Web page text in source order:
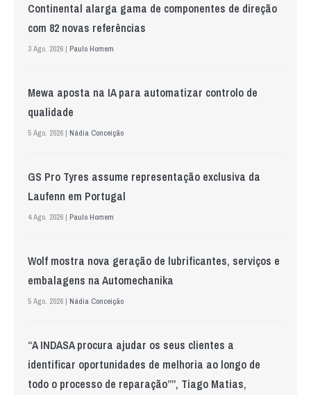
Continental alarga gama de componentes de direção
com 82 novas referências
3 Ago. 2026 | Paulo Homem
Mewa aposta na IA para automatizar controlo de
qualidade
5 Ago. 2026 | Nádia Conceição
GS Pro Tyres assume representação exclusiva da
Laufenn em Portugal
4 Ago. 2026 | Paulo Homem
Wolf mostra nova geração de lubrificantes, serviços e
embalagens na Automechanika
5 Ago. 2026 | Nádia Conceição
“A INDASA procura ajudar os seus clientes a
identificar oportunidades de melhoria ao longo de
todo o processo de reparação””, Tiago Matias,